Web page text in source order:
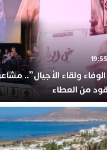
ولقاء الأجيال”..
من العطاء